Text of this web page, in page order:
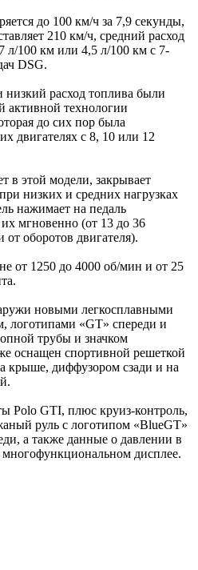
до 100 км/ч за 7,9 секунды,
210 км/ч, средний расход
л/100 км или 4,5 л/100 км с 7-
DSG.
низкий расход топлива были
активной технологии
до сих пор была
двигателях с 8, 10 или 12
в этой модели, закрывает
низких и средних нагрузках
нажимает на педаль
их мгновенно (от 13 до 36
оборотов двигателя).
от 1250 до 4000 об/мин и от 25
новыми легкосплавными
логотипами «GT» спереди и
трубы и значком
оснащен спортивной решеткой
крыше, диффузором сзади и на
Polo GTI, плюс круиз-контроль,
руль с логотипом «BlueGT»
а также данные о давлении в
дисплее.